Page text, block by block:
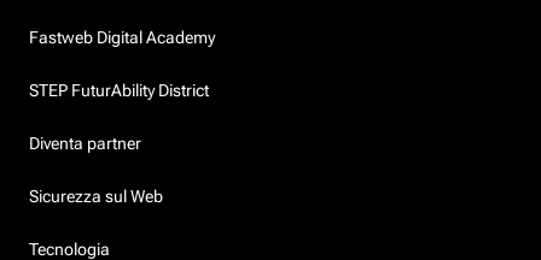
Fastweb Digital Academy
STEP FuturAbility District
Diventa partner
Sicurezza sul Web
Tecnologia